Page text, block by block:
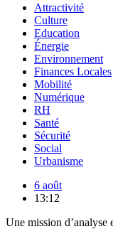
Attractivité
Culture
Education
Énergie
Environnement
Finances Locales
Mobilité
Numérique
RH
Santé
Sécurité
Social
Urbanisme
6 août
13:12
Une mission d’analyse